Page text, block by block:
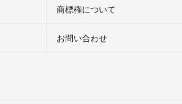
商標権について
お問い合わせ